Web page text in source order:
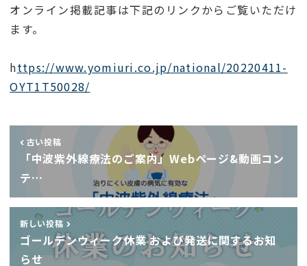
オンライン掲載記事は下記のリンクからご覧いただけ
ます。
https://www.yomiuri.co.jp/national/20220411-
OYT1T50028/
古い投稿
「中波紫外線療法のご案内」Webページ&動画コン
テ…
新しい投稿
ゴールデンウィーク休業 および発送に関するお知
らせ